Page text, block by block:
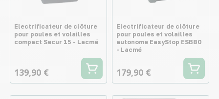
Electrificateur de clôture
pour poules et volailles
compact Secur 15 - Lacmé
139,90 €
Electrificateur de clôture
pour poules et volailles
autonome EasyStop ESB80
- Lacmé
179,90 €